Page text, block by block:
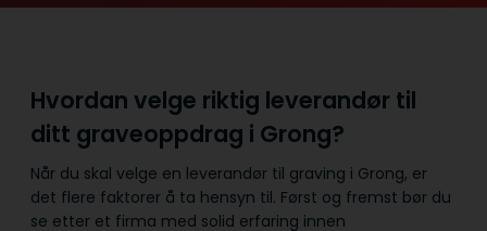
Hvordan velge riktig leverandør til
ditt graveoppdrag i Grong?
Når du skal velge en leverandør til graving i Grong, er
det flere faktorer å ta hensyn til. Først og fremst bør du
se etter et firma med solid erfaring innen